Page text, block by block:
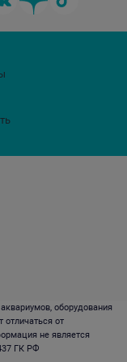
оборудования
от
не является
ГК РФ